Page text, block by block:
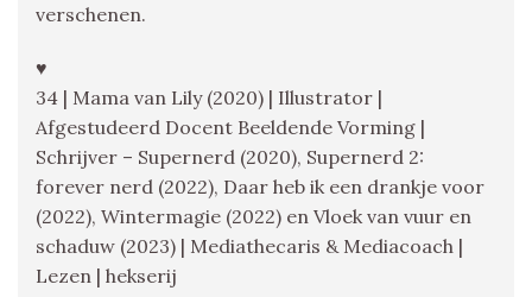
verschenen.
♥
34 | Mama van Lily (2020) | Illustrator |
Afgestudeerd Docent Beeldende Vorming |
Schrijver – Supernerd (2020), Supernerd 2:
forever nerd (2022), Daar heb ik een drankje voor
(2022), Wintermagie (2022) en Vloek van vuur en
schaduw (2023) | Mediathecaris & Mediacoach |
Lezen | hekserij